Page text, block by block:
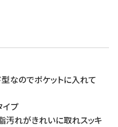
なのでポケットに入れて
イプ
れがきれいに取れスッキ